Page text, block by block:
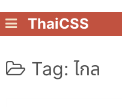
ThaiCSS
Tag: ไกล